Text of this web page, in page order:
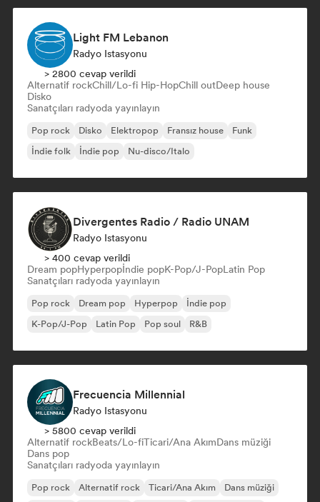
Light FM Lebanon
Radyo Istasyonu
> 2800 cevap verildi
Alternatif rockChill/Lo-fi Hip-HopChill outDeep house
Disko
Sanatçıları radyoda yayınlayın
Pop rock Disko Elektropop Fransız house
Funk
İndie folk
İndie pop Nu-disco/Italo
Divergentes Radio / Radio UNAM
Radyo Istasyonu
> 400 cevap verildi
Dream popHyperpopİndie popK-Pop/J-PopLatin Pop
Sanatçıları radyoda yayınlayın
Pop rock Dream pop Hyperpop
İndie pop
K-Pop/J-Pop
Latin Pop Pop soul R&B
Frecuencia Millennial
Radyo Istasyonu
> 5800 cevap verildi
Alternatif rockBeats/Lo-fiTicari/Ana AkımDans müziği
Dans pop
Sanatçıları radyoda yayınlayın
Pop rock Alternatif rock Ticari/Ana Akım
Dans müziği